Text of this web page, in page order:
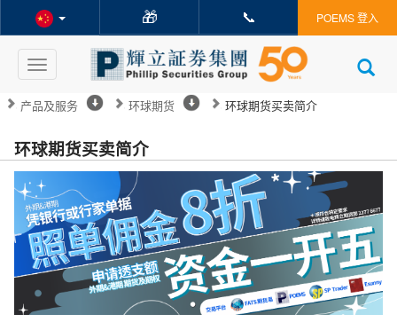
🎁 📞 POEMS 登入
Toggle
navigation
产品及服务 环球期货 环球期货买卖简介
环球期货买卖简介